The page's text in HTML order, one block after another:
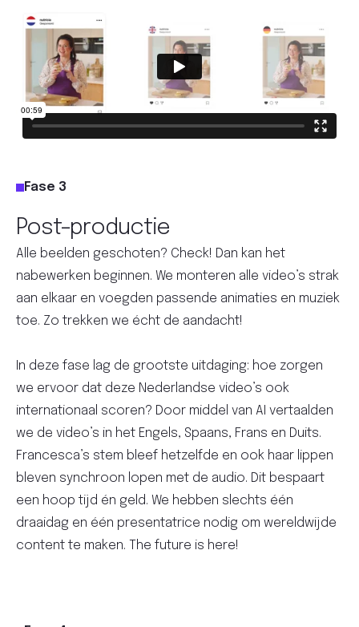
Fase 3
Post-productie
Alle beelden geschoten? Check! Dan kan het
nabewerken beginnen. We monteren alle video’s strak
aan elkaar en voegden passende animaties en muziek
toe. Zo trekken we écht de aandacht!
In deze fase lag de grootste uitdaging: hoe zorgen
we ervoor dat deze Nederlandse video’s ook
internationaal scoren? Door middel van AI vertaalden
we de video’s in het Engels, Spaans, Frans en Duits.
Francesca’s stem bleef hetzelfde en ook haar lippen
bleven synchroon lopen met de audio. Dit bespaart
een hoop tijd én geld. We hebben slechts één
draaidag en één presentatrice nodig om wereldwijde
content te maken. The future is here!